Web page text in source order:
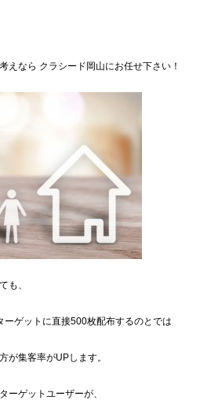
えなら クラシード岡山にお任せ下さい！
も、
ゲットに直接500枚配布するのとでは
が集客率がUPします。
ーゲットユーザーが、